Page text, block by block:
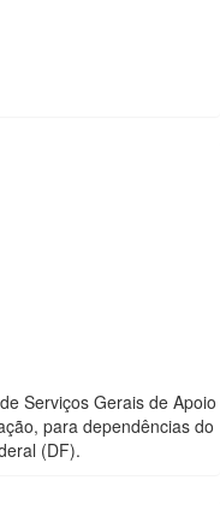
Serviços Gerais de Apoio
para dependências do
(DF).